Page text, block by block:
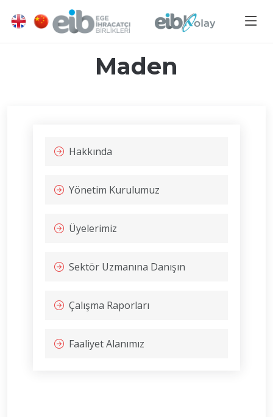
Maden
Hakkında
Yönetim Kurulumuz
Üyelerimiz
Sektör Uzmanına Danışın
Çalışma Raporları
Faaliyet Alanımız